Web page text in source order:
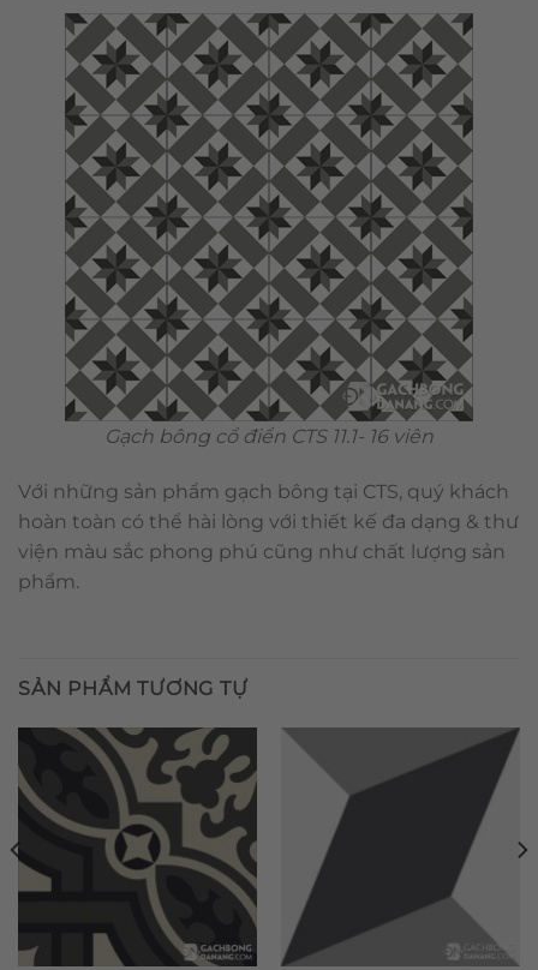
Gạch bông cổ điển CTS 11.1- 16 viên
Với những sản phẩm gạch bông tại CTS, quý khách
hoàn toàn có thể hài lòng với thiết kế đa dạng & thư
viện màu sắc phong phú cũng như chất lượng sản
phẩm.
SẢN PHẨM TƯƠNG TỰ